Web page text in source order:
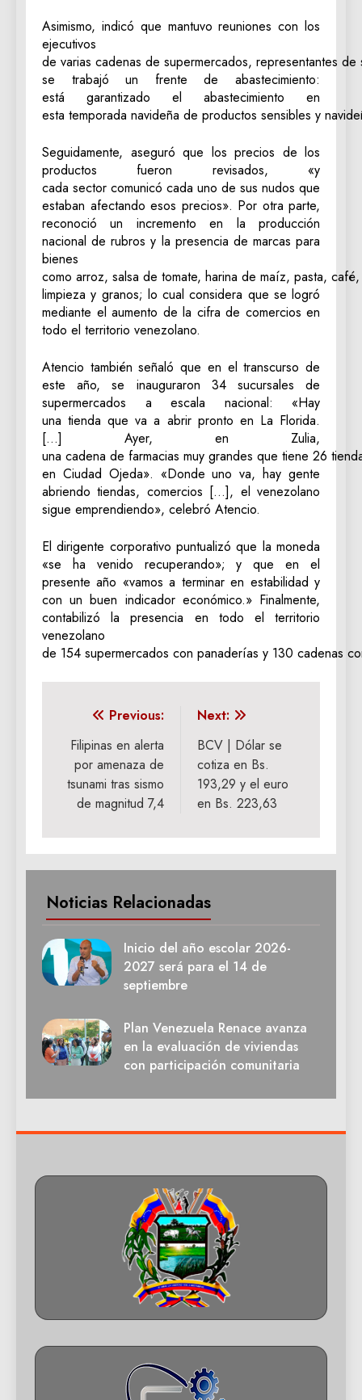
Asimismo, indicó que mantuvo reuniones con los
ejecutivos
de varias cadenas de supermercados, representantes
se trabajó un frente de abastecimiento:
está garantizado el abastecimiento en
esta temporada navideña de productos sensibles y
Seguidamente, aseguró que los precios de los
productos fueron revisados, «y
cada sector comunicó cada uno de sus nudos que
estaban afectando esos precios». Por otra parte,
reconoció un incremento en la producción
nacional de rubros y la presencia de marcas para
bienes
como arroz, salsa de tomate, harina de maíz, pasta,
limpieza y granos; lo cual considera que se logró
mediante el aumento de la cifra de comercios en
todo el territorio venezolano.
Atencio también señaló que en el transcurso de
este año, se inauguraron 34 sucursales de
supermercados a escala nacional: «Hay
una tienda que va a abrir pronto en La Florida.
[…] Ayer, en Zulia,
una cadena de farmacias muy grandes que tiene 26
en Ciudad Ojeda». «Donde uno va, hay gente
abriendo tiendas, comercios […], el venezolano
sigue emprendiendo», celebró Atencio.
El dirigente corporativo puntualizó que la moneda
«se ha venido recuperando»; y que en el
presente año «vamos a terminar en estabilidad y
con un buen indicador económico.» Finalmente,
contabilizó la presencia en todo el territorio
venezolano
de 154 supermercados con panaderías y 130 cadenas
Navegación
de
entradas
Previous:
Filipinas en alerta
por amenaza de
tsunami tras sismo
de magnitud 7,4
Next:
BCV | Dólar se
cotiza en Bs.
193,29 y el euro
en Bs. 223,63
Noticias Relacionadas
Inicio del año escolar 2026-
2027 será para el 14 de
septiembre
Plan Venezuela Renace avanza
en la evaluación de viviendas
con participación comunitaria